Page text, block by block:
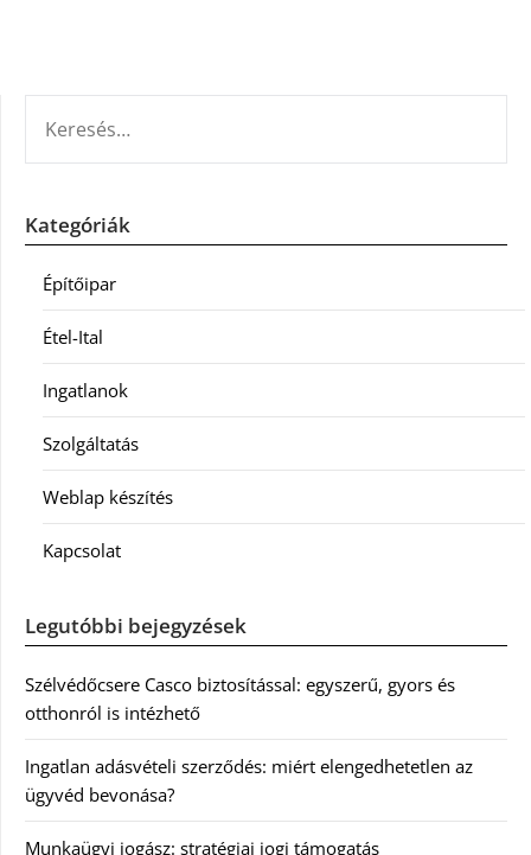
Kategóriák
Építőipar
Étel-Ital
Ingatlanok
Szolgáltatás
Weblap készítés
Kapcsolat
Legutóbbi bejegyzések
Szélvédőcsere Casco biztosítással: egyszerű, gyors és
otthonról is intézhető
Ingatlan adásvételi szerződés: miért elengedhetetlen az
ügyvéd bevonása?
Munkaügyi jogász: stratégiai jogi támogatás